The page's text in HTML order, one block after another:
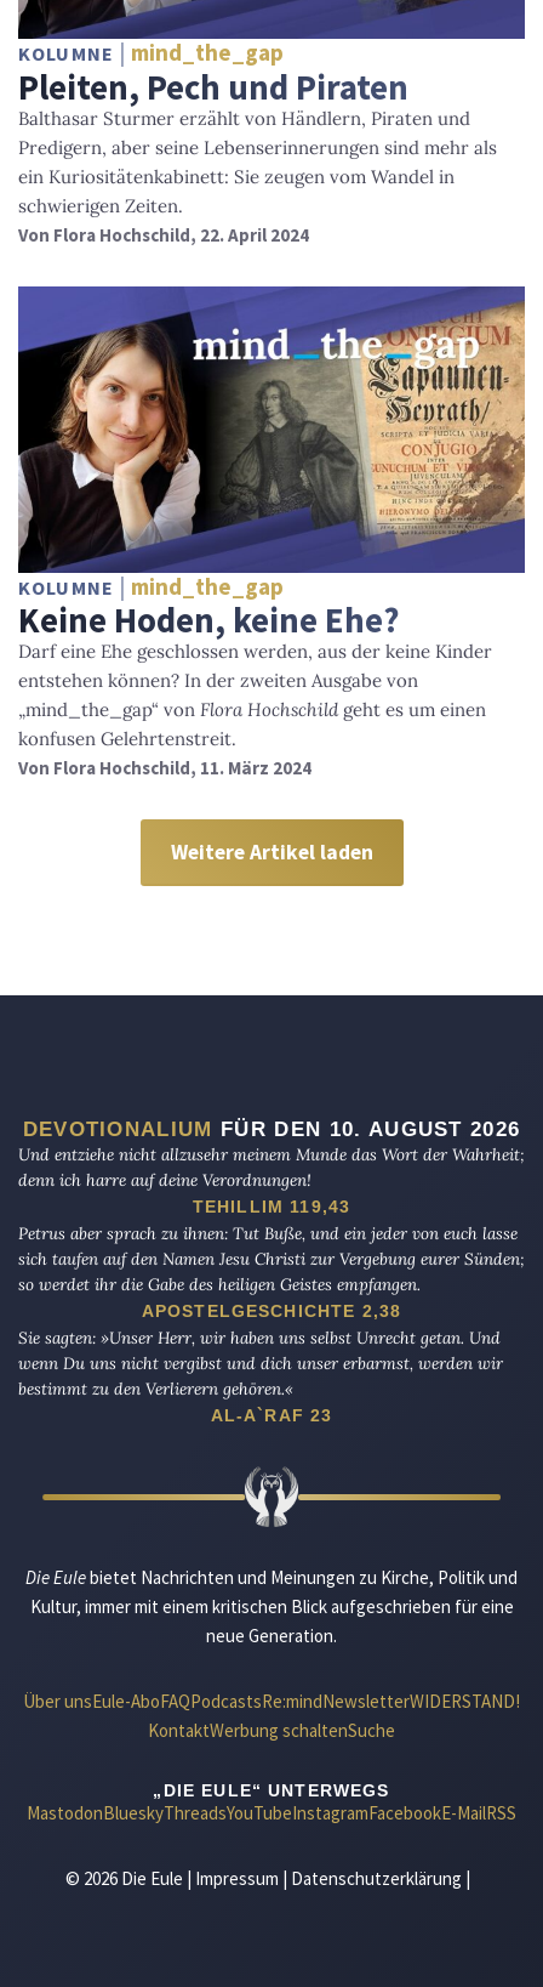
KOLUMNE mind_the_gap
Pleiten, Pech und Piraten
Balthasar Sturmer erzählt von Händlern, Piraten und
Predigern, aber seine Lebenserinnerungen sind mehr als
ein Kuriositätenkabinett: Sie zeugen vom Wandel in
schwierigen Zeiten.
Von Flora Hochschild, 22. April 2024
KOLUMNE mind_the_gap
Keine Hoden, keine Ehe?
Darf eine Ehe geschlossen werden, aus der keine Kinder
entstehen können? In der zweiten Ausgabe von
„mind_the_gap“ von Flora Hochschildgeht es um einen
konfusen Gelehrtenstreit.
Von Flora Hochschild, 11. März 2024
Weitere Artikel laden
DEVOTIONALIUM
FÜR DEN 10. AUGUST 2026
Und entziehe nicht allzusehr meinem Munde das Wort der Wahrheit;
denn ich harre auf deine Verordnungen!
TEHILLIM 119,43
Petrus aber sprach zu ihnen: Tut Buße, und ein jeder von euch lasse
sich taufen auf den Namen Jesu Christi zur Vergebung eurer Sünden;
so werdet ihr die Gabe des heiligen Geistes empfangen.
APOSTELGESCHICHTE 2,38
Sie sagten: »Unser Herr, wir haben uns selbst Unrecht getan. Und
wenn Du uns nicht vergibst und dich unser erbarmst, werden wir
bestimmt zu den Verlierern gehören.«
AL-A`RAF 23
Die Eulebietet Nachrichten und Meinungen zu Kirche, Politik und
Kultur, immer mit einem kritischen Blick aufgeschrieben für eine
neue Generation.
Über unsEule-AboFAQPodcastsRe:mindNewsletterWIDERSTAND!
KontaktWerbung schaltenSuche
„DIE EULE“ UNTERWEGS
MastodonBlueskyThreadsYouTubeInstagramFacebookE-MailRSS
© 2026 Die Eule | Impressum Datenschutzerklärung